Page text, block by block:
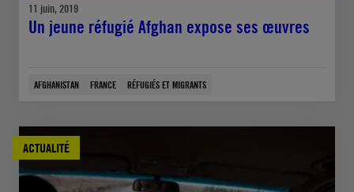
11 juin, 2019
Un jeune réfugié Afghan expose ses œuvres
AFGHANISTAN FRANCE RÉFUGIÉS ET MIGRANTS
ACTUALITÉ